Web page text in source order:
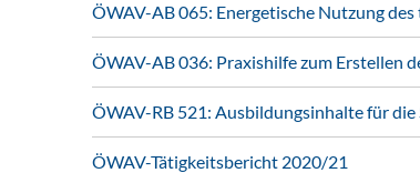
ÖWAV-AB 065: Energetische Nutzung
ÖWAV-AB 036: Praxishilfe zum Erstellen
ÖWAV-RB 521: Ausbildungsinhalte für
ÖWAV-Tätigkeitsbericht 2020/21